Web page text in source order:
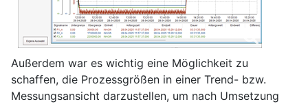
Außerdem war es wichtig eine Möglichkeit zu
schaffen, die Prozessgrößen in einer Trend- bzw.
Messungsansicht darzustellen, um nach Umsetzung